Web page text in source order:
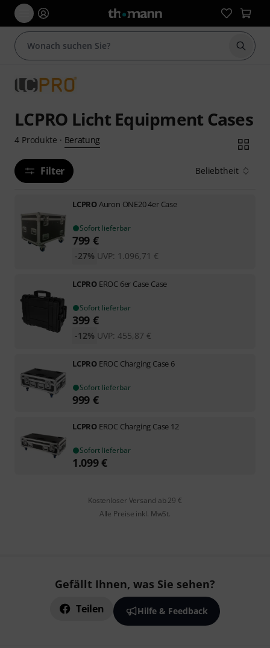
Suche
LCPRO Licht Equipment Cases
4 Produkte · Beratung
Filter Beliebtheit
LCPROAuron ONE20 4er Case
Sofort lieferbar
799 €
UVP: 1.096,71 €
-27%
LCPRO EROC 6er Case Case
Sofort lieferbar
399 €
UVP: 455,87 €
-12%
LCPRO EROC Charging Case 6
Sofort lieferbar
999 €
LCPRO EROC Charging Case 12
Sofort lieferbar
1.099€
Kostenloser Versand ab 29 €
Alle Preise inkl. MwSt.
Gefällt Ihnen, was Sie sehen?
Teilen Hilfe & Feedback